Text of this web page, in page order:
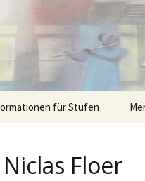
für Stufen
Floer